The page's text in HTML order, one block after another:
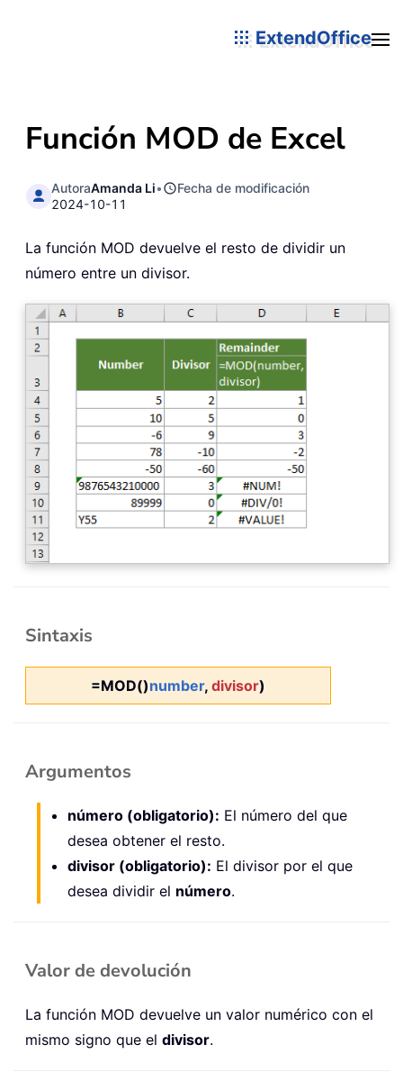
ExtendOffice
Función MOD de Excel
AutoraAmanda Li•
Fecha de modificación
2024-10-11
La función MOD devuelve el resto de dividir un
número entre un divisor.
Sintaxis
=MOD()number, divisor)
Argumentos
número (obligatorio): El número del que
desea obtener el resto.
divisor (obligatorio): El divisor por el que
desea dividir el número.
Valor de devolución
La función MOD devuelve un valor numérico con el
mismo signo que el divisor.